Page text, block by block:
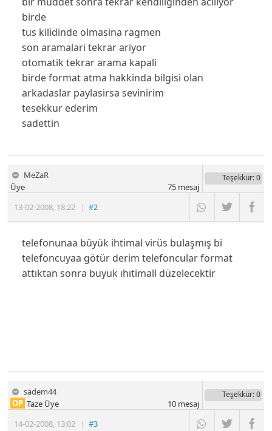
birde
tus kilidinde olmasina ragmen
son aramalari tekrar ariyor
otomatik tekrar arama kapali
birde format atma hakkinda bilgisi olan
arkadaslar paylasirsa sevinirim
tesekkur ederim
sadettin
MeZaR
13-02-2008, 18:22 |#2
Üye
Teşekkür: 0
75mesaj
telefonunaa büyük ihtimal virüs bulaşmış bi
telefoncuyaa götür derim telefoncular format
attıktan sonra buyuk ıhıtimall düzelecektir
sadem44
14-02-2008, 13:02 |#3
OP Taze Üye
Teşekkür: 0
10mesaj